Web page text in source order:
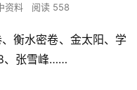
资料 阅读 558
衡水密卷、金太阳、学
、张雪峰……